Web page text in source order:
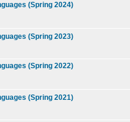
(Spring 2024)
(Spring 2023)
(Spring 2022)
(Spring 2021)